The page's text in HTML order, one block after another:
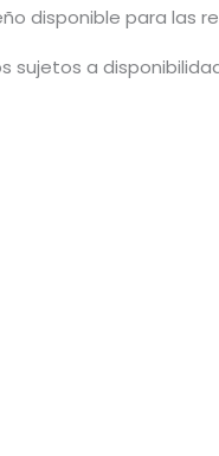
disponible para las
sujetos a